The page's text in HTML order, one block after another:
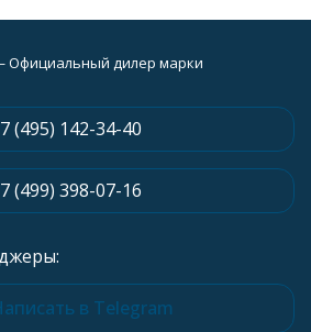
Официальный дилер марки
(495) 142-34-40
(499) 398-07-16
в Telegram